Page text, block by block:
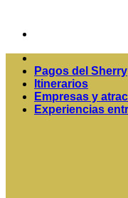
Pagos del Sherry
Itinerarios
Empresas y
Experiencias